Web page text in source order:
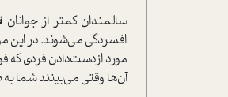
سالمندان کمتر از جوانان
افسردگی می‌شوند. در این
مورد ازدست‌دادن فردی که
آن‌ها وقتی می‌بینند شما